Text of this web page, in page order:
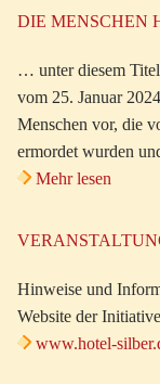
DIE MENSCHEN
… unter diesem
vom 25. Januar
Menschen vor, die
ermordet wurden
Mehr lesen
Hinweise und
Website der
www.hotel-